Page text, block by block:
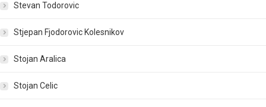
Stevan Todorovic
Stjepan Fjodorovic Kolesnikov
Stojan Aralica
Stojan Celic